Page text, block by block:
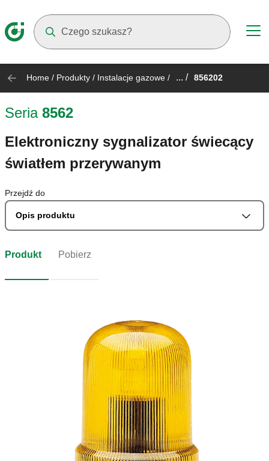
Home / Produkty / Instalacje gazowe / ... / 856202
Seria 8562
Elektroniczny sygnalizator świecący
światłem przerywanym
Przejdź do
Opis produktu
Produkt Pobierz